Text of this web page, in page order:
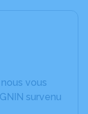
vous
survenu